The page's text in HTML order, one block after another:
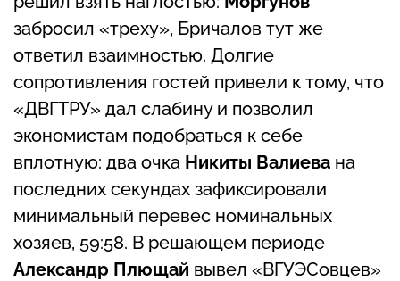
забросил «треху», Бричалов тут же
ответил взаимностью. Долгие
сопротивления гостей привели к тому, что
«ДВГТРУ» дал слабину и позволил
экономистам подобраться к себе
вплотную: два очка Никиты Валиева на
последних секундах зафиксировали
минимальный перевес номинальных
хозяев, 59:58. В решающем периоде
Александр Плющай вывел «ВГУЭСовцев»